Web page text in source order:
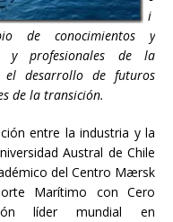
i
de conocimientos y
y profesionales de la
desarrollo de futuros
de la transición.
entre la industria y la
Austral de Chile
del Centro Mærsk
Marítimo con Cero
líder mundial en